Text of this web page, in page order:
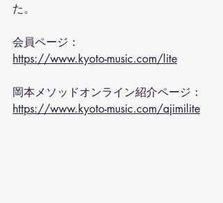
た。
会員ページ：
https://www.kyoto-music.com/lite
岡本メソッドオンライン紹介ページ：
https://www.kyoto-music.com/ajimilite